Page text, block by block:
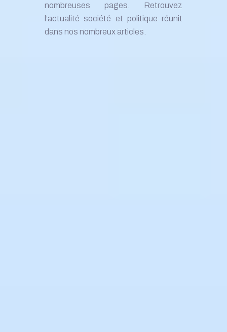
nombreuses pages. Retrouvez
l’actualité société et politique réunit
dans nos nombreux articles.